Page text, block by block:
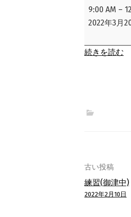
練
習
津
中)
9:00 AM –
2022年3月
続きを読む
投
稿
古い投稿
練習(御津中)
2022年2月10日